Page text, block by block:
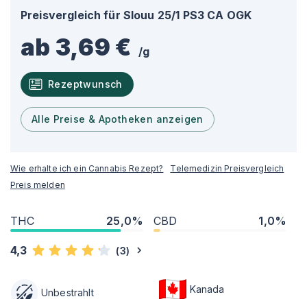
Preisvergleich für Slouu 25/1 PS3 CA OGK
ab 3,69 € /g
Rezeptwunsch
Alle Preise & Apotheken anzeigen
Wie erhalte ich ein Cannabis Rezept?
Telemedizin Preisvergleich
Preis melden
THC 25,0% CBD 1,0%
4,3 (3)
Unbestrahlt Kanada